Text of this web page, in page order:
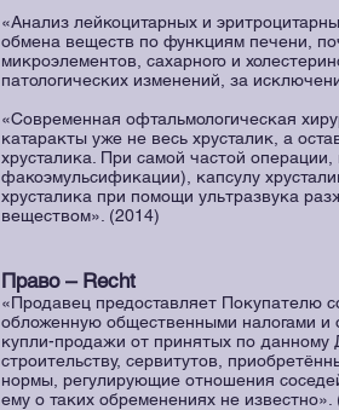
«Анализ лейкоцитарных и
обмена веществ по функциям печени,
микроэлементов, сахарного и
патологических изменений, за
«Современная офтальмологическая
катаракты уже не весь хрусталик, а
хрусталика. При самой частой
факоэмульсификации), капсулу
хрусталика при помощи ультразвука
веществом». (2014)
Право – Recht
«Продавец предоставляет Покупателю
обложенную общественными налогами
купли-продажи от принятых по данному
строительству, сервитутов,
нормы, регулирующие отношения
ему о таких обременениях не известно».